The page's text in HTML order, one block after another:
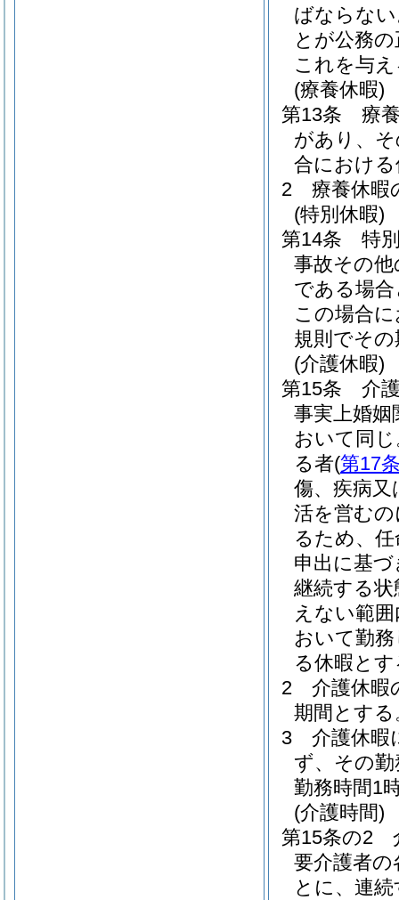
ばならな
とが公務
これを与
(療養休暇)
第13条
療
があり、
合におけ
2
療養休暇
(特別休暇)
第14条
特
事故その
である場
この場合
規則でそ
(介護休暇)
第15条
介
事実上婚
おいて同じ
る者(第17
傷、疾病
活を営む
るため、
申出に基
継続する
えない範
おいて勤
る休暇と
2
介護休暇
期間とする
3
介護休暇
ず、その
勤務時間1
(介護時間)
第15条の2
要介護者
とに、連